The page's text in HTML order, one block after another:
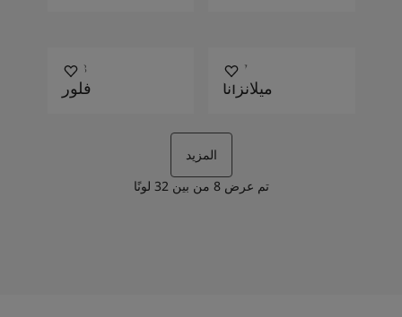
2677
ميلانزانا
2678
فلور
المزيد
تم عرض8 من بين32 لونًا